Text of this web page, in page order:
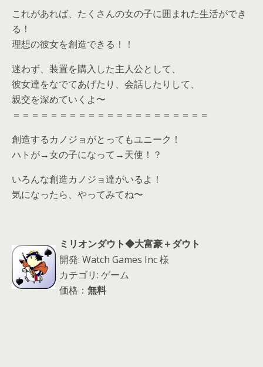
これがあれば、たくさんの女の子に囲まれた生活ができ
る！
理想の彼女を創造できる！！
迷わず、装置を購入した主人公として、
彼女達をなでてあげたり、会話したりして、
親交を深めていくよ〜
＝＝＝＝＝＝＝＝＝＝＝＝＝＝＝＝＝＝＝＝＝
創造するカノジョがとってもユニーク！
ハトが→女の子になって→天使！？
いろんな創造カノジョ達がいるよ！
気になったら、やってみてね〜
ミリオンダウト◆大富豪＋ダウト
開発: Watch Games Inc 様
カテゴリ: ゲーム
価格： 無料